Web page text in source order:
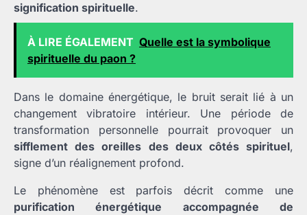
signification spirituelle.
À LIRE ÉGALEMENT Quelle est la symbolique
spirituelle du paon ?
Dans le domaine énergétique, le bruit serait lié à un
changement vibratoire intérieur. Une période de
transformation personnelle pourrait provoquer un
sifflement des oreilles des deux côtés spirituel,
signe d’un réalignement profond.
Le phénomène est parfois décrit comme une
purification énergétique accompagnée de